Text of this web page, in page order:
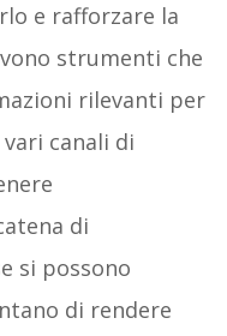
e rafforzare la
strumenti che
rilevanti per
canali di
di
si possono
di rendere